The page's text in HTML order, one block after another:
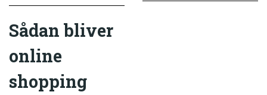
Sådan bliver
online
shopping